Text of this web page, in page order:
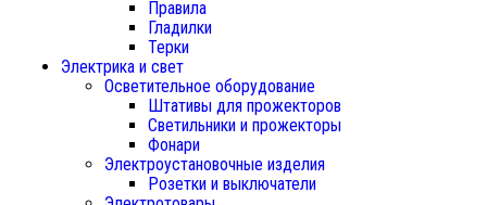
Правила
Гладилки
Терки
Электрика и свет
Осветительное оборудование
Штативы для прожекторов
Светильники и прожекторы
Фонари
Электроустановочные изделия
Розетки и выключатели